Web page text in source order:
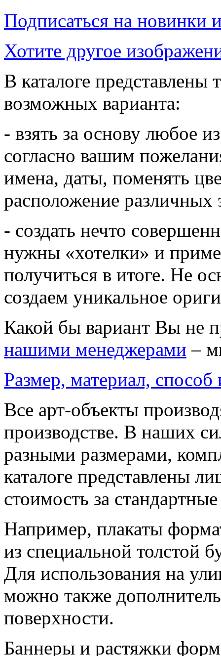
Подписаться на новинки
Хотите другое
В каталоге представлены
возможных варианта:
- взять за основу любое
согласно вашим
имена, даты, поменять
расположение различных
- создать нечто
нужны «хотелки» и
получиться в итоге. Не
создаем уникальное
Какой бы вариант Вы не
нашими менеджерами –
Размер, материал, способ
Все арт-объекты
производстве. В наших
разными размерами,
каталоге представлены
стоимость за
Например, плакаты
из специальной толстой
Для использования на
можно также
поверхности.
Баннеры и растяжки